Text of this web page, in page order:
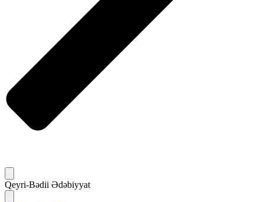
Qeyri-Bədii Ədəbiyyat